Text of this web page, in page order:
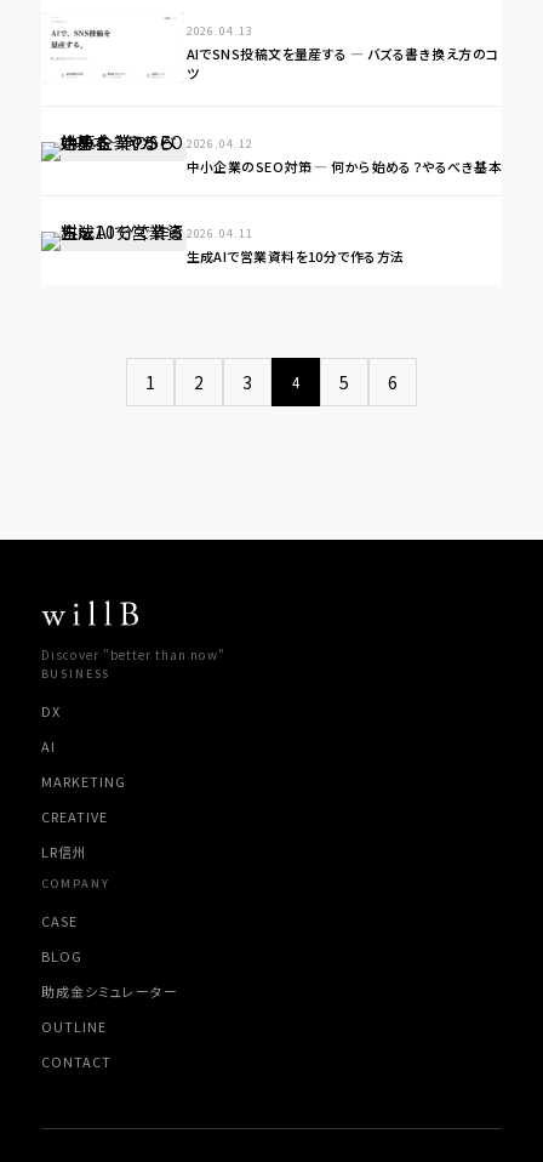
2026.04.13
AIでSNS投稿文を量産する ― バズる書き換え方のコ
ツ
2026.04.12
中小企業のSEO対策 ― 何から始める？やるべき基本
2026.04.11
生成AIで営業資料を10分で作る方法
1 2 3 4 5 6
Discover "better than now"
BUSINESS
DX
AI
MARKETING
CREATIVE
LR信州
COMPANY
CASE
BLOG
助成金シミュレーター
OUTLINE
CONTACT